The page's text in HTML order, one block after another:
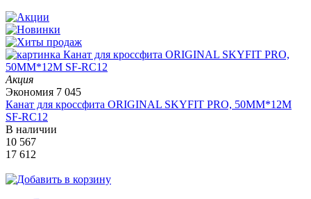
Акция
Экономия 7 045
Канат для кроссфита ORIGINAL SKYFIT PRO, 50MM*12M
SF-RС12
В наличии
10 567
17 612